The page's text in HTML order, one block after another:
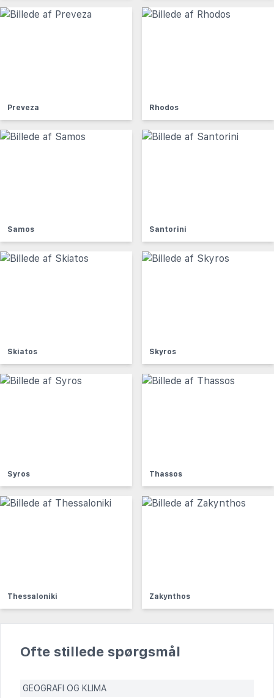
Preveza Rhodos
Samos Santorini
Skiatos Skyros
Syros Thassos
Thessaloniki Zakynthos
Ofte stillede spørgsmål
GEOGRAFI OG KLIMA